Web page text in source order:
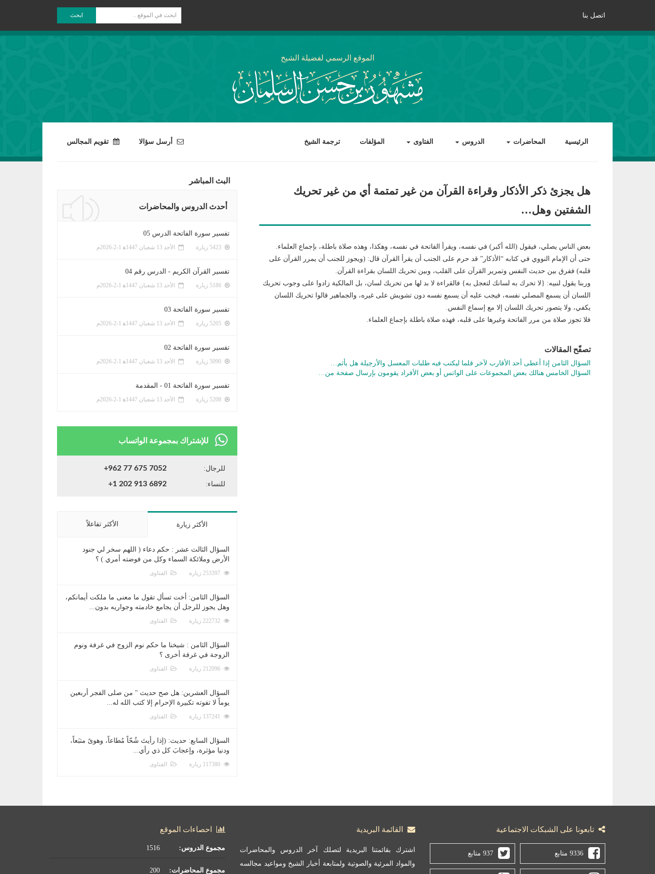
اتصل بنا ابحث
الموقع الرسمي لفضيلة الشيخ
الرئيسية المحاضرات الدروس الفتاوى المؤلفات ترجمة الشيخ أرسل سؤالا تقويم المجالس
هل يجزئ ذكر الأذكار وقراءة القرآن من غير تمتمة أي من غير تحريك
الشفتين وهل…
بعض الناس يصلي، فيقول (الله أكبر) في نفسه، ويقرأ الفاتحة في نفسه، وهكذا، وهذه صلاة باطلة، بإجماع العلماء.
حتى أن الإمام النووي في كتابه “الأذكار” قد حرم على الجنب أن يقرأ القرآن قال: (ويجوز للجنب أن يمرر القرآن على
قلبه) ففرق بين حديث النفس وتمرير القرآن على القلب، وبين تحريك اللسان بقراءة القرآن.
وربنا يقول لنبيه: {لا تحرك به لسانك لتعجل به} فالقراءة لا بد لها من تحريك لسان، بل المالكية زادوا على وجوب تحريك
اللسان أن يسمع المصلي نفسه، فيجب عليه أن يسمع نفسه دون تشويش على غيره، والجماهير قالوا تحريك اللسان
يكفي، ولا يتصور تحريك اللسان إلا مع إسماع النفس.
فلا تجوز صلاة من مرر الفاتحة وغيرها على قلبه، فهذه صلاة باطلة بإجماع العلماء.
تصفّح المقالات
السؤال الثامن إذا أعطى أحد الأقارب لآخر قلما ليكتب فيه طلبات المعسل والأرجيلة هل يأثم…
السؤال الخامس هنالك بعض المجموعات على الواتس أو بعض الأفراد يقومون بإرسال صفحة من…
البث المباشر
أحدث الدروس والمحاضرات
تفسير سورة الفاتحة الدرس 05
الأحد 13 شعبان 1447ﻫ 1-2-2026م
تفسير القرآن الكريم - الدرس رقم 04
الأحد 13 شعبان 1447ﻫ 1-2-2026م
تفسير سورة الفاتحة 03
الأحد 13 شعبان 1447ﻫ 1-2-2026م
تفسير سورة الفاتحة 02
الأحد 13 شعبان 1447ﻫ 1-2-2026م
تفسير سورة الفاتحة 01 - المقدمة
الأحد 13 شعبان 1447ﻫ 1-2-2026م
للإشتراك بمجموعة الواتساب
للرجال: +962 77 675 7052
للنساء: +1 202 913 6892
الأكثر زيارة الأكثر تفاعلاً
السؤال الثالث عشر : حكم دعاء ( اللهم سخر لي جنود
الأرض وملائكة السماء وكل من فوضته أمري ) ؟
الفتاوى
السؤال الثامن: أخت تسأل تقول ما معنى ما ملكت أيمانكم،
وهل يجوز للرجل أن يجامع خادمته وجواريه بدون...
الفتاوى
السؤال الثامن : شيخنا ما حكم نوم الزوج في غرفة ونوم
الزوجة في غرفة أخرى ؟
الفتاوى
السؤال العشرين: هل صح حديث " من صلى الفجر أربعين
يوماً لا تفوته تكبيرة الإحرام إلا كتب الله له...
الفتاوى
السؤال السابع: حديث: (إذا رأيتَ شُحّاً مُطاعاً، وهوىً متبَعاً،
ودنيا مؤثرة، وإعجابَ كل ذي رأي...
الفتاوى
تابعونا على الشبكات الاجتماعية
9336 متابع 937 متابع
القائمة البريدية
اشترك بقائمتنا البريدية لتصلك آخر الدروس والمحاضرات
والمواد المرئية والصوتية ولمتابعة أخبار الشيخ ومواعيد مجالسه
احصاءات الموقع
مجموع الدروس:
مجموع المحاضرات: